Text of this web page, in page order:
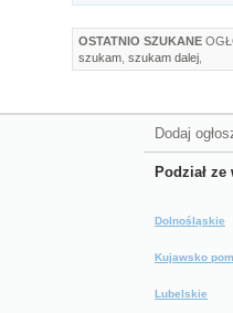
OSTATNIO SZUKANE
szukam szukam dalej
Dodaj
Podział
Dolnośląskie
Kujawsko
Lubelskie